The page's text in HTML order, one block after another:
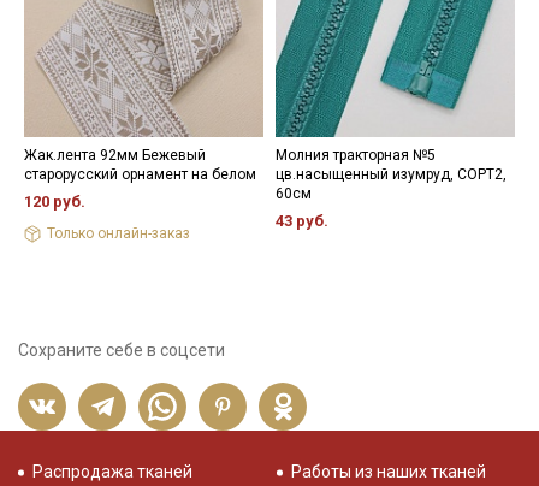
Жак.лента 92мм Бежевый
старорусский орнамент на белом
120 руб.
Только онлайн-заказ
Молния тракторная №5
цв.насыщенный изумруд, СОРТ2,
60см
43 руб.
Сохраните себе в соцсети
Распродажа тканей
Работы из наших тканей